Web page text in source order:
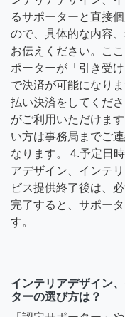
るサポーターと直接
ので、具体的な内容
お伝えください。こ
ポーターが「引き受
で決済が可能になり
払い決済をしてくだ
がご利用いただけま
い方は事務局までご
なります。 4.予定日
アデザイン、インテ
ビス提供終了後は、
完了すると、サポー
す。
インテリアデザイン
ターの選び方は？